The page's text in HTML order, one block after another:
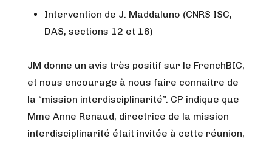
Intervention de J. Maddaluno (CNRS ISC,
DAS, sections 12 et 16)
JM donne un avis très positif sur le FrenchBIC,
et nous encourage à nous faire connaitre de
la “mission interdisciplinarité”. CP indique que
Mme Anne Renaud, directrice de la mission
interdisciplinarité était invitée à cette réunion,